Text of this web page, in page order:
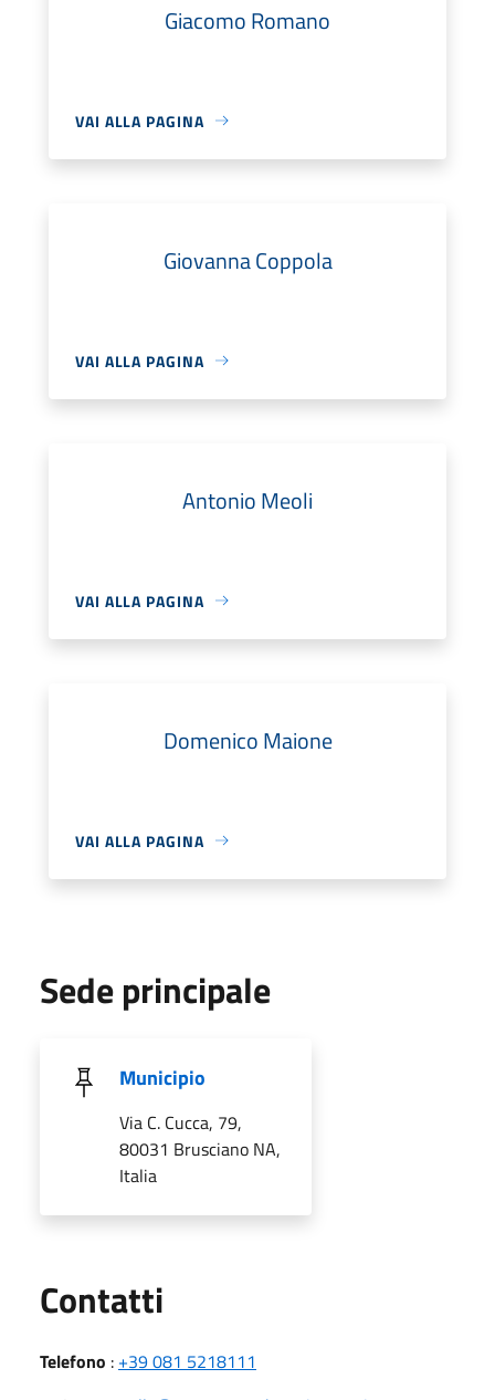
Giacomo Romano
VAI ALLA PAGINA
Giovanna Coppola
VAI ALLA PAGINA
Antonio Meoli
VAI ALLA PAGINA
Domenico Maione
VAI ALLA PAGINA
Sede principale
Municipio
Via C. Cucca, 79,
80031 Brusciano NA,
Italia
Contatti
Telefono : +39 081 5218111